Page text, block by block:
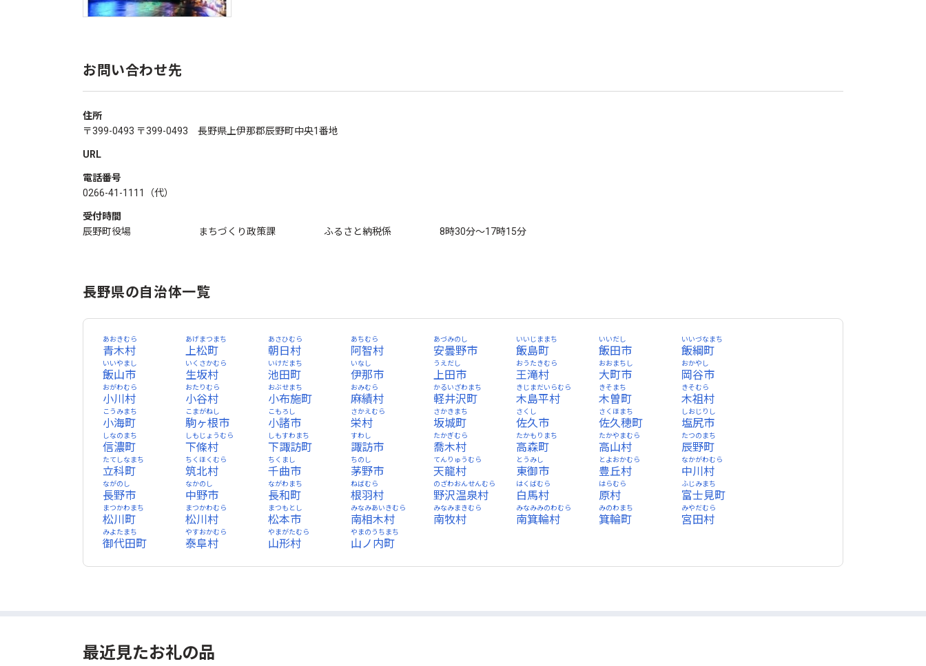
お問い合わせ先
住所
〒399-0493 〒399-0493 長野県上伊那郡辰野町中央1番地
URL
電話番号
0266-41-1111（代）
受付時間
辰野町役場 まちづくり政策課 ふるさと納税係 8時30分～17時15分
長野県の自治体一覧
青木村
あおきむら
上松町
あげまつまち
朝日村
あさひむら
阿智村
あちむら
安曇野市
あづみのし
飯島町
いいじままち
飯田市
いいだし
飯綱町
いいづなまち
飯山市
いいやまし
生坂村
いくさかむら
池田町
いけだまち
伊那市
いなし
上田市
うえだし
王滝村
おうたきむら
大町市
おおまちし
岡谷市
おかやし
小川村
おがわむら
小谷村
おたりむら
小布施町
おぶせまち
麻績村
おみむら
軽井沢町
かるいざわまち
木島平村
きじまだいらむら
木曽町
きそまち
木祖村
きそむら
小海町
こうみまち
駒ヶ根市
こまがねし
小諸市
こもろし
栄村
さかえむら
坂城町
さかきまち
佐久市
さくし
佐久穂町
さくほまち
塩尻市
しおじりし
信濃町
しなのまち
下條村
しもじょうむら
下諏訪町
しもすわまち
諏訪市
すわし
喬木村
たかぎむら
高森町
たかもりまち
高山村
たかやまむら
辰野町
たつのまち
立科町
たてしなまち
筑北村
ちくほくむら
千曲市
ちくまし
茅野市
ちのし
天龍村
てんりゅうむら
東御市
とうみし
豊丘村
とよおかむら
中川村
なかがわむら
長野市
ながのし
中野市
なかのし
長和町
ながわまち
根羽村
ねばむら
野沢温泉村
のざわおんせんむら
白馬村
はくばむら
原村
はらむら
富士見町
ふじみまち
松川町
まつかわまち
松川村
まつかわむら
松本市
まつもとし
南相木村
みなみあいきむら
南牧村
みなみまきむら
南箕輪村
みなみみのわむら
箕輪町
みのわまち
宮田村
みやだむら
御代田町
みよたまち
泰阜村
やすおかむら
山形村
やまがたむら
山ノ内町
やまのうちまち
最近見たお礼の品